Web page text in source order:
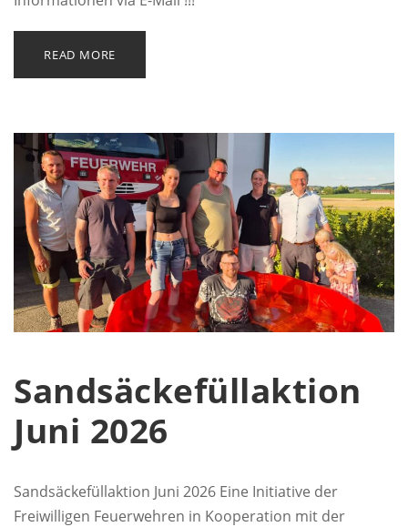
READ MORE
Sandsäckefüllaktion
Juni 2026
Sandsäckefüllaktion Juni 2026 Eine Initiative der
Freiwilligen Feuerwehren in Kooperation mit der